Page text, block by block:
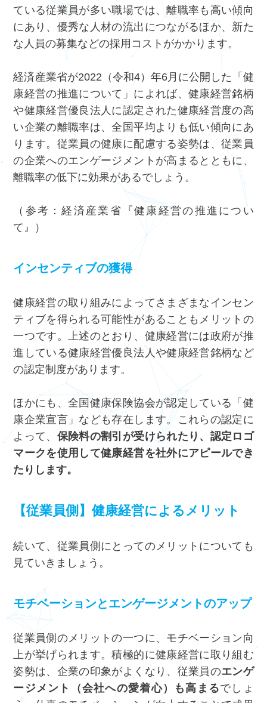
ている従業員が多い職場では、離職率も高い傾向
にあり、優秀な人材の流出につながるほか、新た
な人員の募集などの採用コストがかかります。
経済産業省が2022（令和4）年6月に公開した「健
康経営の推進について」によれば、健康経営銘柄
や健康経営優良法人に認定された健康経営度の高
い企業の離職率は、全国平均よりも低い傾向にあ
ります。従業員の健康に配慮する姿勢は、従業員
の企業へのエンゲージメントが高まるとともに、
離職率の低下に効果があるでしょう。
（参考：経済産業省『健康経営の推進につい
て 』）
インセンティブの獲得
健康経営の取り組みによってさまざまなインセン
ティブを得られる可能性があることもメリットの
一つです。上述のとおり、健康経営には政府が推
進している健康経営優良法人や健康経営銘柄など
の認定制度があります。
ほかにも、全国健康保険協会が認定している「健
康企業宣言」なども存在します。これらの認定に
よって、 保険料の割引が受けられたり、認定ロゴ
マークを使用して健康経営を社外にアピールでき
たりします。
【従業員側】健康経営によるメリット
続いて、従業員側にとってのメリットについても
見ていきましょう。
モチベーションとエンゲージメントのアップ
従業員側のメリットの一つに、モチベーション向
上が挙げられます。積極的に健康経営に取り組む
姿勢は、企業の印象がよくなり、従業員のエンゲ
ージメント（会社への愛着心）も高まるでしょ